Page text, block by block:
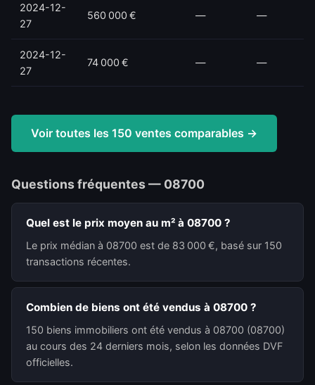
2024-12-
27
560 000 € — —
2024-12-
27
74 000 € — —
Voir toutes les 150 ventes comparables →
Questions fréquentes — 08700
Quel est le prix moyen au m² à 08700 ?
Le prix médian à 08700 est de 83 000 €, basé sur 150
transactions récentes.
Combien de biens ont été vendus à 08700 ?
150 biens immobiliers ont été vendus à 08700 (08700)
au cours des 24 derniers mois, selon les données DVF
officielles.